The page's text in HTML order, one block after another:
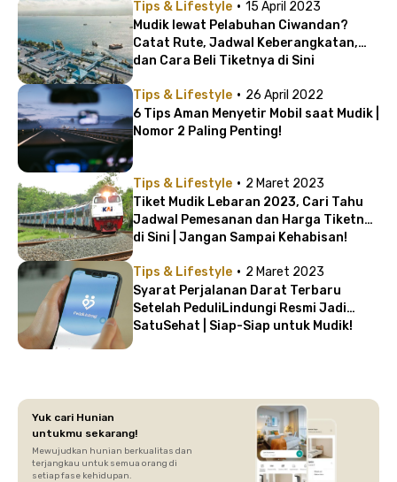
Tips & Lifestyle · 15 April 2023
Mudik lewat Pelabuhan Ciwandan?
Catat Rute, Jadwal Keberangkatan,
dan Cara Beli Tiketnya di Sini
Tips & Lifestyle · 26 April 2022
6 Tips Aman Menyetir Mobil saat Mudik |
Nomor 2 Paling Penting!
Tips & Lifestyle · 2 Maret 2023
Tiket Mudik Lebaran 2023, Cari Tahu
Jadwal Pemesanan dan Harga Tiketnya
di Sini | Jangan Sampai Kehabisan!
Tips & Lifestyle · 2 Maret 2023
Syarat Perjalanan Darat Terbaru
Setelah PeduliLindungi Resmi Jadi
SatuSehat | Siap-Siap untuk Mudik!
Yuk cari Hunian
untukmu sekarang!
Mewujudkan hunian berkualitas dan
terjangkau untuk semua orang di
setiap fase kehidupan.